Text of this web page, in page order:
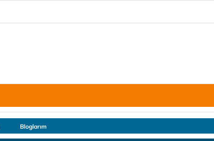
Bloglarım